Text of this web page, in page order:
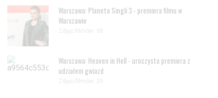
Warszawa: Planeta Singli 3 - premiera filmu w
Warszawie
Zdjęc/filmów: 38
Warszawa: Heaven in Hell - uroczysta premiera z
udziałem gwiazd
Zdjęc/filmów: 29